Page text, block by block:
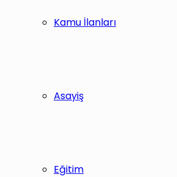
Kamu İlanları
Asayiş
Eğitim